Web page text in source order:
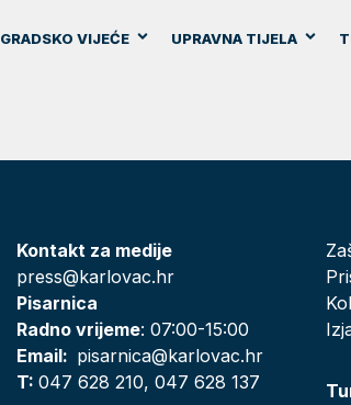
GRADSKO VIJEĆE UPRAVNA TIJELA
Kontakt za medije
press@karlovac.hr
Pisarnica
Radno vrijeme: 07:00-15:00
Email: pisarnica@karlovac.hr
T:047 628 210, 047 628 137